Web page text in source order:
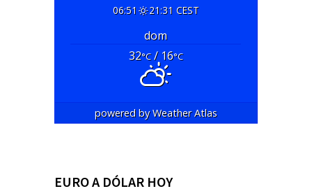
06:51 21:31 CEST
dom
32°C/ 16°C
powered byWeather Atlas
EURO A DÓLAR HOY